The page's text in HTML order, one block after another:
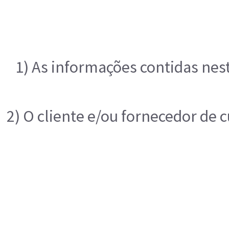
1) As informações contidas
2) O cliente e/ou fornecedor de